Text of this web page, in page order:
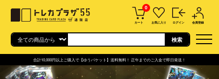
0
カート お気に入り ログイン 会員登録
合計10,000円以上ご購入で【ゆうパケット】送料無料！ 正午までのご入金で即日発送！